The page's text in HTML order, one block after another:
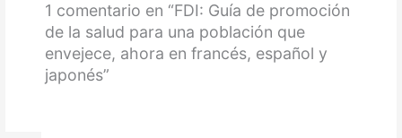
1 comentario en “FDI: Guía de promoción
de la salud para una población que
envejece, ahora en francés, español y
japonés”